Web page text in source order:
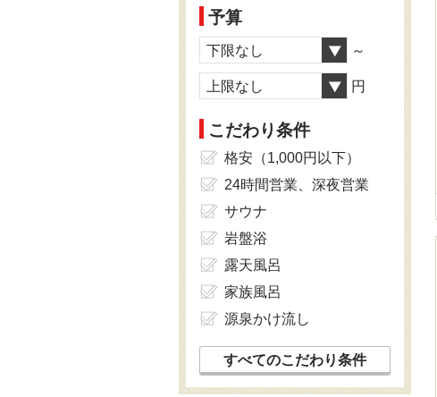
予算
下限なし ～
上限なし 円
こだわり条件
格安（1,000円以下）
24時間営業、深夜営業
サウナ
岩盤浴
露天風呂
家族風呂
源泉かけ流し
すべてのこだわり条件